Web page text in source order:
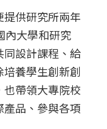
供研究所兩年
內大學和研究
設計課程、給
養學生創新創
帶領大專院校
品、參與各項